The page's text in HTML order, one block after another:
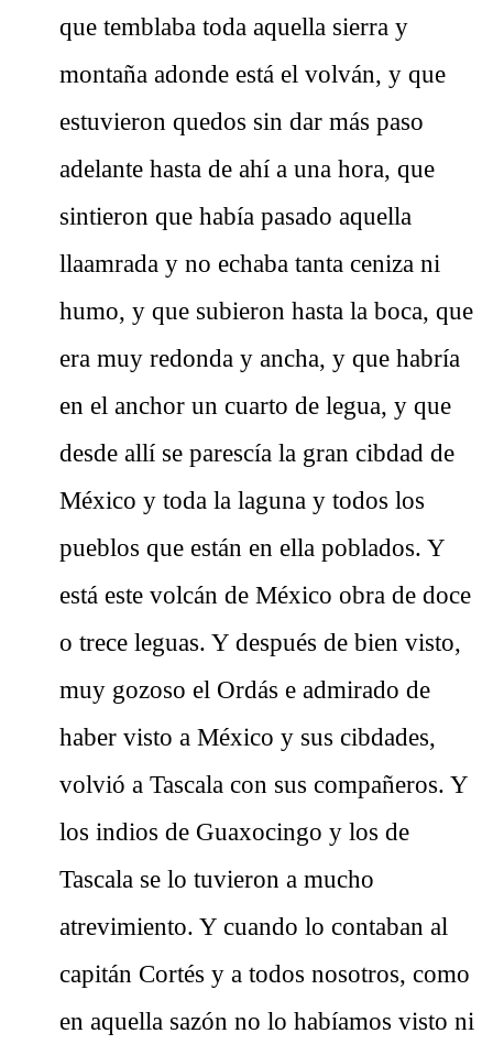
que temblaba toda aquella sierra y
montaña adonde está el volván, y que
estuvieron quedos sin dar más paso
adelante hasta de ahí a una hora, que
sintieron que había pasado aquella
llaamrada y no echaba tanta ceniza ni
humo, y que subieron hasta la boca, que
era muy redonda y ancha, y que habría
en el anchor un cuarto de legua, y que
desde allí se parescía la gran cibdad de
México y toda la laguna y todos los
pueblos que están en ella poblados. Y
está este volcán de México obra de doce
o trece leguas. Y después de bien visto,
muy gozoso el Ordás e admirado de
haber visto a México y sus cibdades,
volvió a Tascala con sus compañeros. Y
los indios de Guaxocingo y los de
Tascala se lo tuvieron a mucho
atrevimiento. Y cuando lo contaban al
capitán Cortés y a todos nosotros, como
en aquella sazón no lo habíamos visto ni